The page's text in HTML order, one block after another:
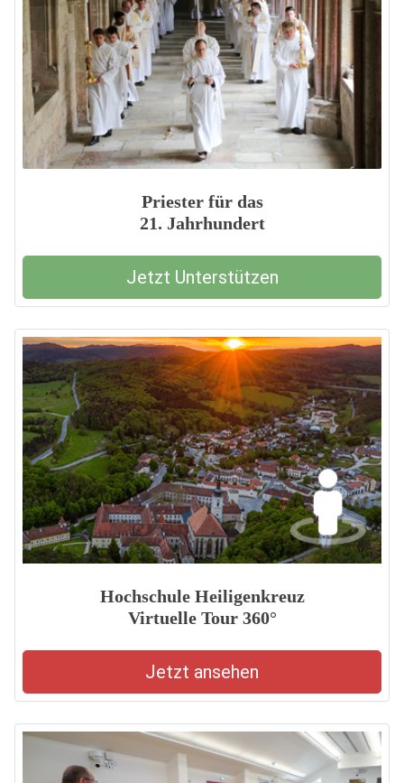
Priester für das
21. Jahrhundert
Jetzt Unterstützen
Hochschule Heiligenkreuz
Virtuelle Tour 360°
Jetzt ansehen